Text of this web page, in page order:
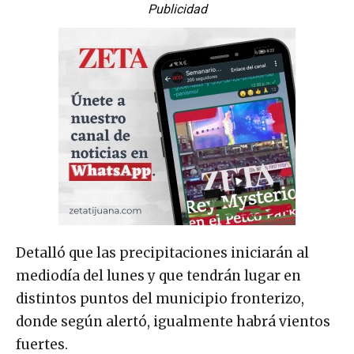
Publicidad
Detalló que las precipitaciones iniciarán al
mediodía del lunes y que tendrán lugar en
distintos puntos del municipio fronterizo,
donde según alertó, igualmente habrá vientos
fuertes.